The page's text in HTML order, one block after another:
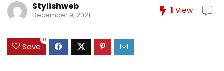
Stylishweb
December 9, 2021 1 View
Save
0